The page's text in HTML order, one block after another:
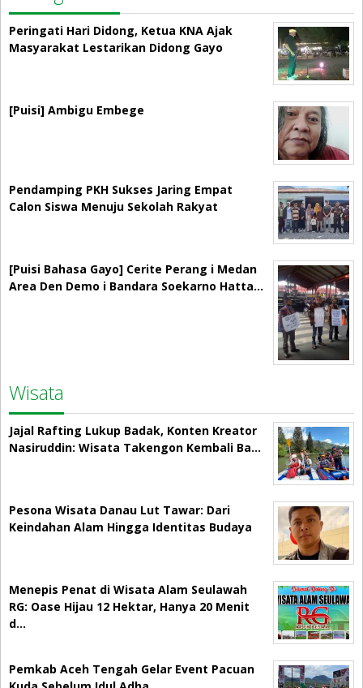
Peringati Hari Didong, Ketua KNA Ajak
Masyarakat Lestarikan Didong Gayo
[Puisi] Ambigu Embege
Pendamping PKH Sukses Jaring Empat
Calon Siswa Menuju Sekolah Rakyat
[Puisi Bahasa Gayo] Cerite Perang i Medan
Area Den Demo i Bandara Soekarno Hatta…
Wisata
Jajal Rafting Lukup Badak, Konten Kreator
Nasiruddin: Wisata Takengon Kembali Ba…
Pesona Wisata Danau Lut Tawar: Dari
Keindahan Alam Hingga Identitas Budaya
Menepis Penat di Wisata Alam Seulawah
RG: Oase Hijau 12 Hektar, Hanya 20 Menit
d…
Pemkab Aceh Tengah Gelar Event Pacuan